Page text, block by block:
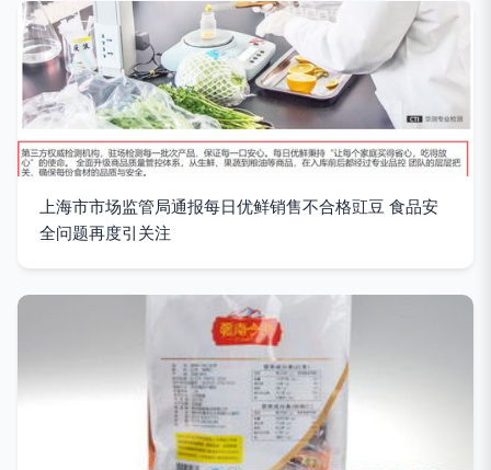
上海市市场监管局通报每日优鲜销售不合格豇豆 食品安
全问题再度引关注